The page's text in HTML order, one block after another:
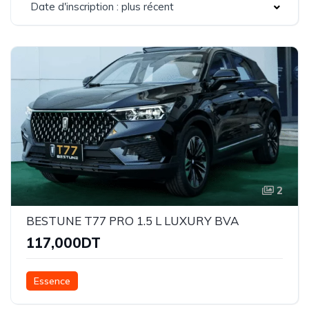
Date d'inscription : plus récent
2
BESTUNE T77 PRO 1.5 L LUXURY BVA
117,000DT
Essence